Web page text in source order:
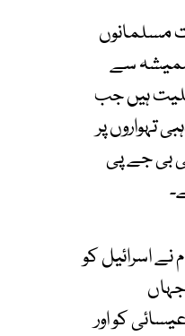
مسلمانوں
ہمیشہ سے
ہیں جب
تہواروں پر
بی جے پی
اسرائیل کو
کو اور